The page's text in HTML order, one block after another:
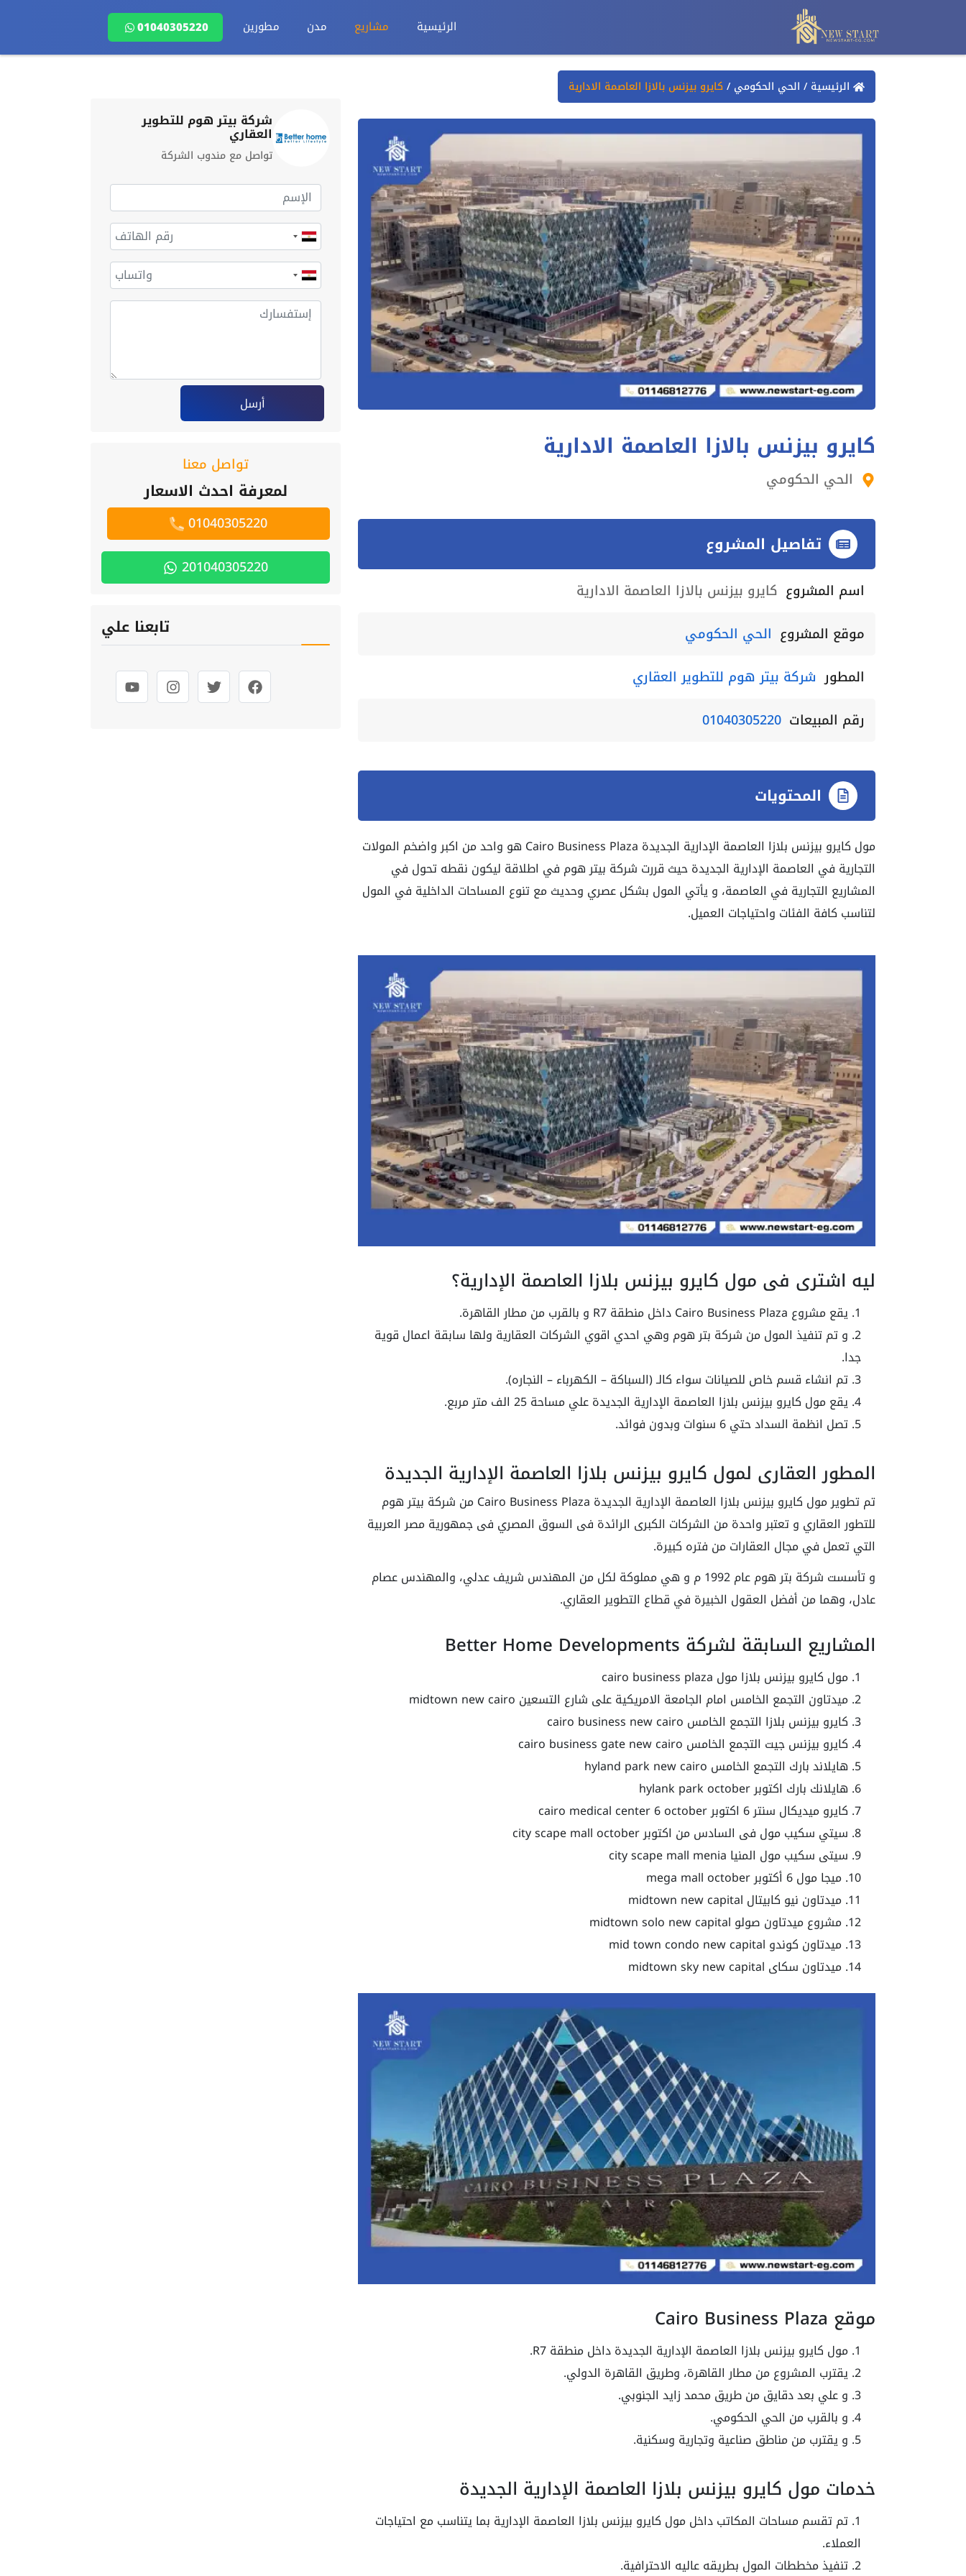
الرئيسية مشاريع مدن مطورين 01040305220
الرئيسية / الحي الحكومي /كايرو بيزنس بالازا العاصمة الادارية
كايرو بيزنس بالازا العاصمة الادارية
الحي الحكومي
تفاصيل المشروع
اسم المشروع كايرو بيزنس بالازا العاصمة الادارية
موقع المشروع الحي الحكومي
المطور شركة بيتر هوم للتطوير العقاري
رقم المبيعات 01040305220
المحتويات
مول كايرو بيزنس بلازا العاصمة الإدارية الجديدة Cairo Business Plaza هو واحد من اكبر واضخم المولات
التجارية في العاصمة الإدارية الجديدة حيث قررت شركة بيتر هوم في اطلاقة ليكون نقطه تحول في
المشاريع التجارية في العاصمة، و يأتي المول بشكل عصري وحديث مع تنوع المساحات الداخلية في المول
لتناسب كافة الفئات واحتياجات العميل.
ليه اشتري في مول كايرو بيزنس بلازا العاصمة الإدارية؟
يقع مشروع Cairo Business Plaza داخل منطقة R7 و بالقرب من مطار القاهرة.
و تم تنفيذ المول من شركة بتر هوم وهي احدي اقوي الشركات العقارية ولها سابقة اعمال قوية
جدا.
تم انشاء قسم خاص للصيانات سواء كالـ (السباكة – الكهرباء – النجاره).
يقع مول كايرو بيزنس بلازا العاصمة الإدارية الجديدة علي مساحة 25 الف متر مربع.
تصل انظمة السداد حتي 6 سنوات وبدون فوائد.
المطور العقاري لمول كايرو بيزنس بلازا العاصمة الإدارية الجديدة
تم تطوير مول كايرو بيزنس بلازا العاصمة الإدارية الجديدة Cairo Business Plaza من شركة بيتر هوم
للتطور العقاري و تعتبر واحدة من الشركات الكبرى الرائدة فى السوق المصري فى جمهورية مصر العربية
التي تعمل في مجال العقارات من فتره كبيرة.
و تأسست شركة بتر هوم عام 1992 م و هي مملوكة لكل من المهندس شريف عدلي، والمهندس عصام
عادل، وهما من أفضل العقول الخبيرة في قطاع التطوير العقاري.
المشاريع السابقة لشركة Better Home Developments
مول كايرو بيزنس بلازا مول cairo business plaza
ميدتاون التجمع الخامس امام الجامعة الامريكية على شارع التسعين midtown new cairo
كايرو بيزنس بلازا التجمع الخامس cairo business new cairo
كايرو بيزنس جيت التجمع الخامس cairo business gate new cairo
هايلاند بارك التجمع الخامس hyland park new cairo
هايلانك بارك اكتوبر hylank park october
كايرو ميديكال سنتر 6 اكتوبر cairo medical center 6 october
سيتي سكيب مول فى السادس من اكتوبر city scape mall october
سيتى سكيب مول المنيا city scape mall menia
ميجا مول 6 أكتوبر mega mall october
ميدتاون نيو كابيتال midtown new capital
مشروع ميدتاون صولو midtown solo new capital
ميدتاون كوندو mid town condo new capital
ميدتاون سكاى midtown sky new capital
موقع Cairo Business Plaza
مول كايرو بيزنس بلازا العاصمة الإدارية الجديدة داخل منطقة R7.
يقترب المشروع من مطار القاهرة، وطريق القاهرة الدولي.
و علي بعد دقايق من طريق محمد زايد الجنوبي.
و بالقرب من الحي الحكومي.
و يقترب من مناطق صناعية وتجارية وسكنية.
خدمات مول كايرو بيزنس بلازا العاصمة الإدارية الجديدة
تم تقسم مساحات المكاتب داخل مول كايرو بيزنس بلازا العاصمة الإدارية بما يتناسب مع احتياجات
العملاء.
تنفيذ مخططات المول بطريقه عاليه الاحترافية.
شركة بيتر هوم للتطوير
العقاري
تواصل مع مندوب الشركة
أرسل
تواصل معنا
لمعرفة احدث الاسعار
01040305220
201040305220
تابعنا علي